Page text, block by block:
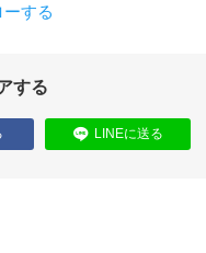
する
LINEに送る